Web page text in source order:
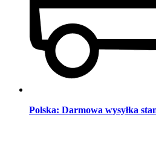
Polska: Darmowa wysyłka